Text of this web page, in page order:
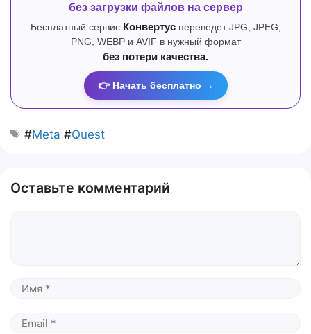
без загрузки файлов на сервер
Бесплатный сервис Конвертуспереведет JPG, JPEG,
PNG, WEBP и AVIF в нужный формат
без потери качества.
👉 Начать бесплатно →
#Meta #Quest
Оставьте комментарий
Имя
Email